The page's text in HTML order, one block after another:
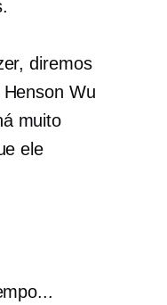
diremos
Wu
muito
ele